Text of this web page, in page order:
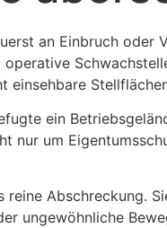
an Einbruch
einsehbare
ein
nur um
Abschreckung.
ungewöhnliche